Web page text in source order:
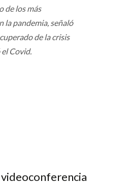
de los más
la pandemia, señaló
de la crisis
Covid.